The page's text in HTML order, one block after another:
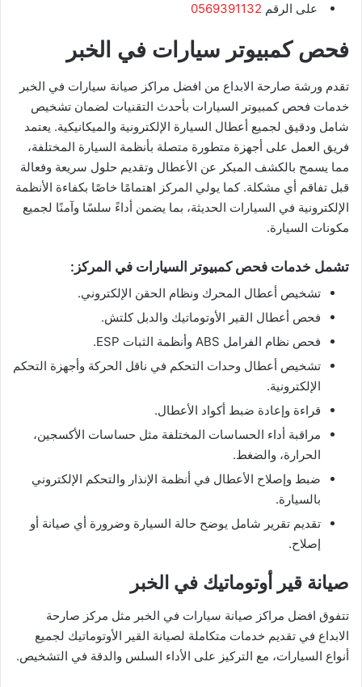
على الرقم 0569391132
فحص كمبيوتر سيارات في الخبر
تقدم ورشة صارحة الابداع من افضل مراكز صيانة سيارات في الخبر
خدمات فحص كمبيوتر السيارات بأحدث التقنيات لضمان تشخيص
شامل ودقيق لجميع أعطال السيارة الإلكترونية والميكانيكية. يعتمد
فريق العمل على أجهزة متطورة متصلة بأنظمة السيارة المختلفة،
مما يسمح بالكشف المبكر عن الأعطال وتقديم حلول سريعة وفعالة
قبل تفاقم أي مشكلة. كما يولي المركز اهتمامًا خاصًا بكفاءة الأنظمة
الإلكترونية في السيارات الحديثة، بما يضمن أداءً سلسًا وآمنًا لجميع
مكونات السيارة.
تشمل خدمات فحص كمبيوتر السيارات في المركز:
تشخيص أعطال المحرك ونظام الحقن الإلكتروني.
فحص أعطال القير الأوتوماتيك والدبل كلتش.
فحص نظام الفرامل ABS وأنظمة الثبات ESP.
تشخيص أعطال وحدات التحكم في ناقل الحركة وأجهزة التحكم
الإلكترونية.
قراءة وإعادة ضبط أكواد الأعطال.
مراقبة أداء الحساسات المختلفة مثل حساسات الأكسجين،
الحرارة، والضغط.
ضبط وإصلاح الأعطال في أنظمة الإنذار والتحكم الإلكتروني
بالسيارة.
تقديم تقرير شامل يوضح حالة السيارة وضرورة أي صيانة أو
إصلاح.
صيانة قير أوتوماتيك في الخبر
تتفوق افضل مراكز صيانة سيارات في الخبر مثل مركز صارحة
الابداع في تقديم خدمات متكاملة لصيانة القير الأوتوماتيك لجميع
أنواع السيارات، مع التركيز على الأداء السلس والدقة في التشخيص.